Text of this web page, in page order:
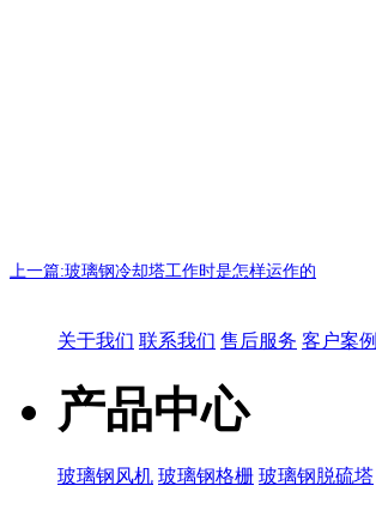
上一篇:玻璃钢冷却塔工作时是怎样运作的
关于我们 联系我们 售后服务 客户案例
产品中心
玻璃钢风机 玻璃钢格栅 玻璃钢脱硫塔